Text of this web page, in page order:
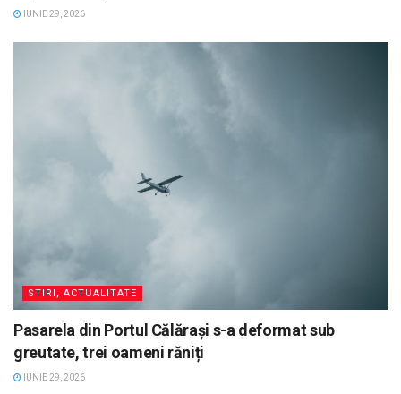
IUNIE 29, 2026
STIRI, ACTUALITATE
Pasarela din Portul Călărași s-a deformat sub
greutate, trei oameni răniți
IUNIE 29, 2026